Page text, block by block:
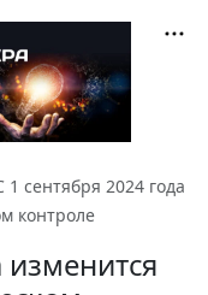
1 сентября 2024 года
контроле
изменится